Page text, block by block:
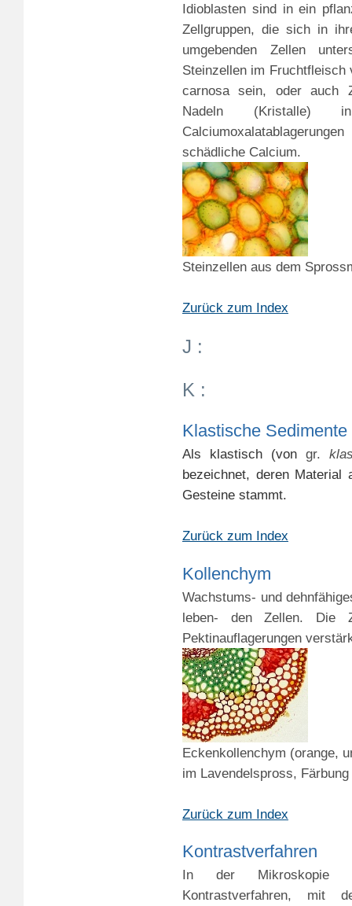
Idioblasten sind in ein
Zellgruppen, die sich in
umgebenden Zellen
Steinzellen im
carnosa sein, oder auch
Nadeln
schädliche Calcium.
Steinzellen aus dem
Zurück zum Index
J :
K :
Klastische Sedimente
Als klastisch (von gr.
bezeichnet, deren Material
Gesteine stammt.
Zurück zum Index
Kollenchym
Wachstums- und
leben- den Zellen. Die
Pektinauflagerungen
Eckenkollenchym (orange,
im Lavendelspross,
Zurück zum Index
Kontrastverfahren
In der Mikroskopie
Kontrastverfahren, mit